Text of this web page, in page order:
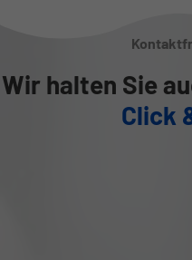
Wir halten Sie
Click